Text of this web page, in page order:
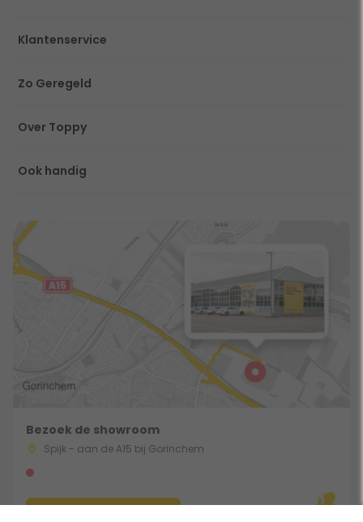
Klantenservice
Zo Geregeld
Over Toppy
Ook handig
Bezoek de showroom
Spijk - aan de A15 bij Gorinchem